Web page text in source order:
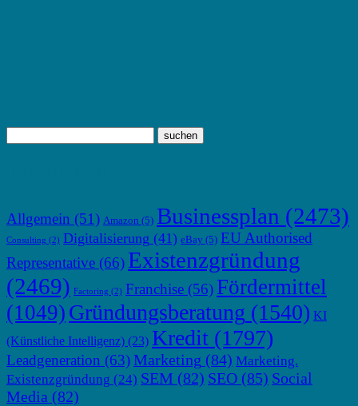
Allgemein (51) Amazon (5) Businessplan (2473)
Consulting (2) Digitalisierung (41) eBay (5) EU Authorised
Representative (66) Existenzgründung
(2469) Factoring (2) Franchise (56) Fördermittel
(1049) Gründungsberatung (1540) KI
(Künstliche Intelligenz) (23) Kredit (1797)
Leadgeneration (63)Marketing (84) Marketing.
Existenzgründung (24) SEM (82) SEO (85) Social
Media (82)